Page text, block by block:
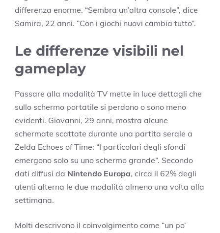
differenza enorme. “Sembra un’altra console”, dice
Samira, 22 anni. “Con i giochi nuovi cambia tutto”.
Le differenze visibili nel
gameplay
Passare alla modalità TV mette in luce dettagli che
sullo schermo portatile si perdono o sono meno
evidenti. Giovanni, 29 anni, mostra alcune
schermate scattate durante una partita serale a
Zelda Echoes of Time: “I particolari degli sfondi
emergono solo su uno schermo grande”. Secondo
dati diffusi da Nintendo Europa, circa il 62% degli
utenti alterna le due modalità almeno una volta alla
settimana.
Molti descrivono il coinvolgimento come “un po’